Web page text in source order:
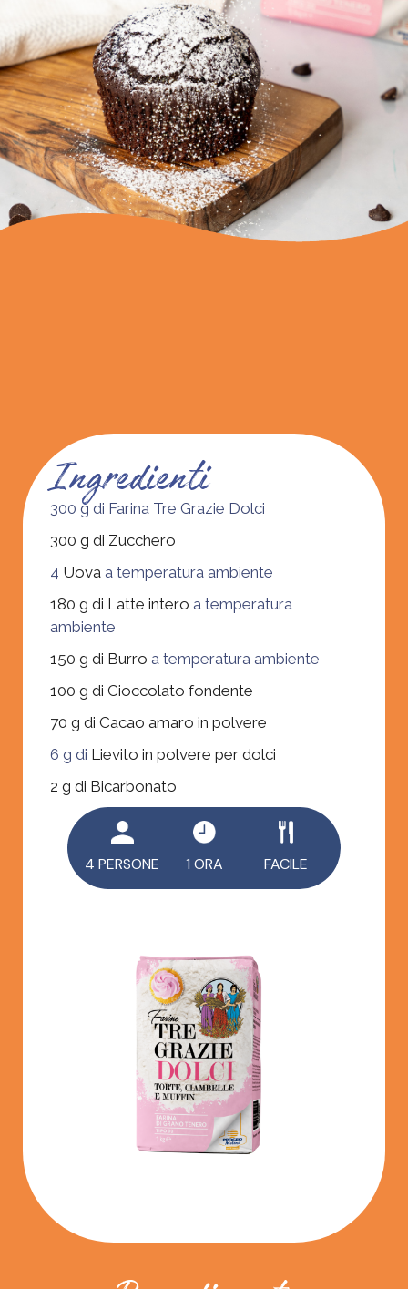
Ingredienti
300 g di Farina Tre Grazie Dolci
300 g di Zucchero
4 Uova a temperatura ambiente
180 g di Latte intero a temperatura
ambiente
150 g di Burro a temperatura ambiente
100 g di Cioccolato fondente
70 g di Cacao amaro in polvere
6 g di Lievito in polvere per dolci
2 g di Bicarbonato
4 PERSONE 1 ORA FACILE